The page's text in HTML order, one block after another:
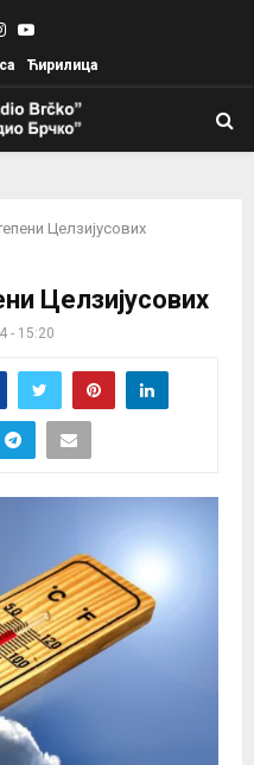
Instagram
Youtube
Ћирилица
Целзијусових
Целзијусових
- 15:20